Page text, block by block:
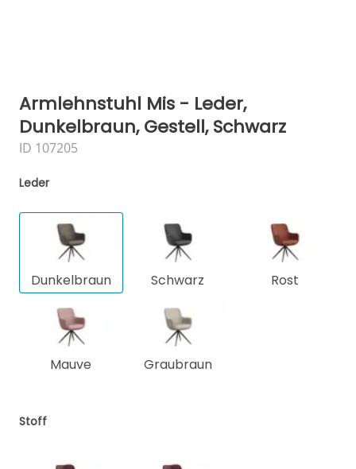
Armlehnstuhl Mis - Leder,
Dunkelbraun, Gestell, Schwarz
ID 107205
Leder
Dunkelbraun Schwarz Rost
Mauve Graubraun
Stoff